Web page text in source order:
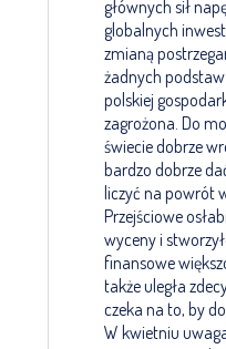
głównych sił
globalnych
zmianą
żadnych
polskiej
zagrożona. Do
świecie dobrze
bardzo dobrze
liczyć na powrót
Przejściowe
wyceny i
finansowe
także uległa
czeka na to, by
W kwietniu